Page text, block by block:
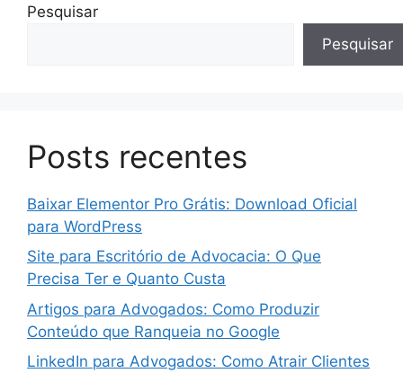
Pesquisar
Pesquisar
Posts recentes
Baixar Elementor Pro Grátis: Download Oficial
para WordPress
Site para Escritório de Advocacia: O Que
Precisa Ter e Quanto Custa
Artigos para Advogados: Como Produzir
Conteúdo que Ranqueia no Google
LinkedIn para Advogados: Como Atrair Clientes